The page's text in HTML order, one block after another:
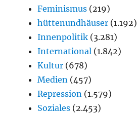
Feminismus (219)
hüttenundhäuser (1.192)
Innenpolitik (3.281)
International (1.842)
Kultur (678)
Medien (457)
Repression (1.579)
Soziales (2.453)